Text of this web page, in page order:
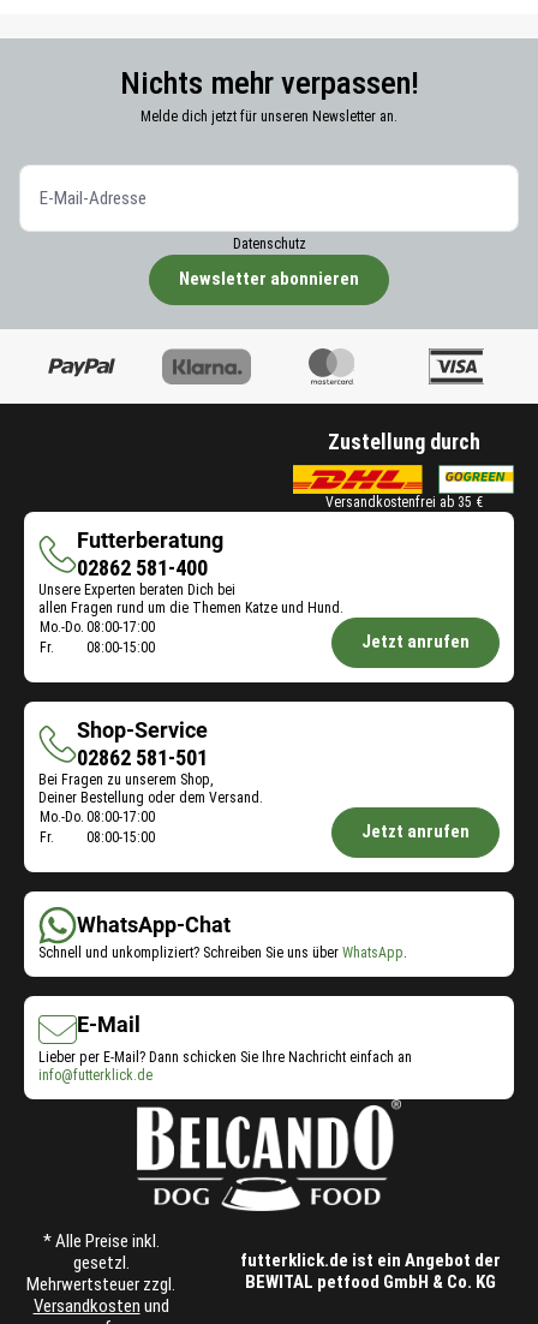
Nichts mehr verpassen!
Melde dich jetzt für unseren Newsletter an.
Datenschutz
Newsletter abonnieren
Zustellung durch
Versandkostenfrei ab 35 €
Futterberatung
Futterberatung
02862 581-400
Unsere Experten beraten Dich bei
allen Fragen rund um die Themen Katze und Hund.
Öffnungszeiten
Futterberatung:
Mo.-Do. 08:00-17:00
Fr.
08:00-15:00 Jetzt anrufen
Shop-Service
Shop-
Service
02862 581-501
Bei Fragen zu unserem Shop,
Deiner Bestellung oder dem Versand.
Öffnungszeiten
Shop-
Mo.-Do. 08:00-17:00
Fr.
08:00-15:00 Jetzt anrufen
WhatsApp-Chat
Schnell und unkompliziert? Schreiben Sie uns über WhatsApp
E-Mail
Lieber per E-Mail? Dann schicken Sie Ihre Nachricht einfach an
info@futterklick.de
* Alle Preise inkl.
gesetzl.
Mehrwertsteuer zzgl.
Versandkosten und
futterklick.de ist ein Angebot der
BEWITAL petfood GmbH & Co. KG